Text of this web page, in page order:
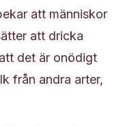
att människor
att dricka
det är onödigt
från andra arter,